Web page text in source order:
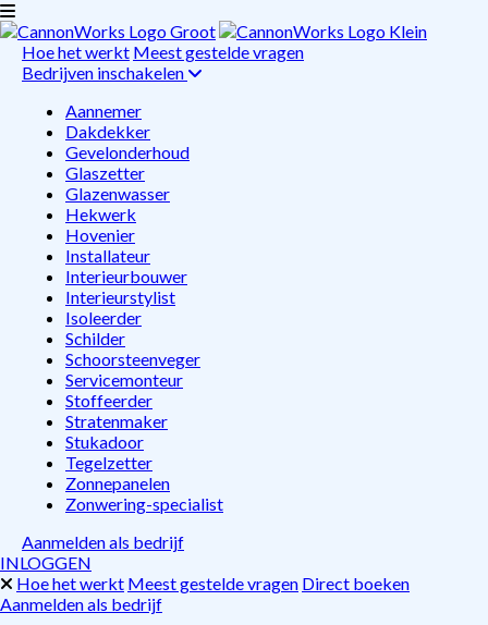
Hoe het werkt Meest gestelde vragen
Bedrijven inschakelen
Aannemer
Dakdekker
Gevelonderhoud
Glaszetter
Glazenwasser
Hekwerk
Hovenier
Installateur
Interieurbouwer
Interieurstylist
Isoleerder
Schilder
Schoorsteenveger
Servicemonteur
Stoffeerder
Stratenmaker
Stukadoor
Tegelzetter
Zonnepanelen
Zonwering-specialist
Aanmelden als bedrijf
INLOGGEN
Hoe het werkt Meest gestelde vragen Direct boeken
Aanmelden als bedrijf